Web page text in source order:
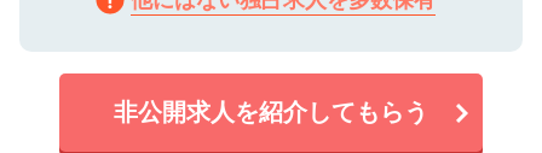
非公開求人を紹介してもらう